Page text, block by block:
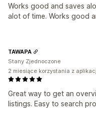
Works good and saves
alot of time. Works good
Great way to get an
listings. Easy to search
TAWAPA
Stany Zjednoczone
2 miesiące korzystania z